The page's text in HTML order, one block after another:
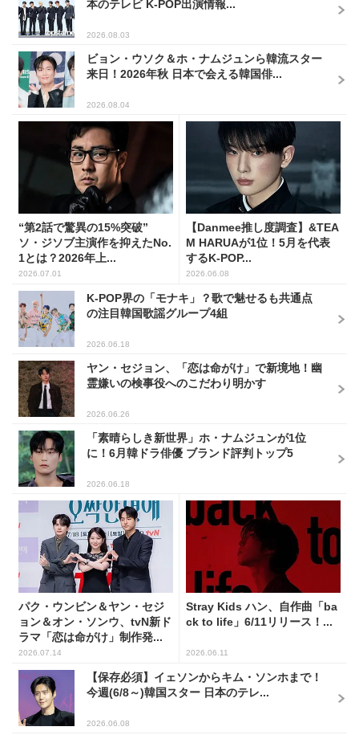
本のテレビ K-POP出演情報...
2026.08.03
ビョン・ウソク＆ホ・ナムジュンら韓流スター
来日！2026年秋 日本で会える韓国俳...
2026.08.04
“第2話で驚異の15%突破”
ソ・ジソブ主演作を抑えたNo.
1とは？2026年上...
2026.07.01
【Danmee推し度調査】&TEA
M HARUAが1位！5月を代表
するK-POP...
2026.06.08
K-POP界の「モナキ」？歌で魅せるも共通点
の注目韓国歌謡グループ4組
2026.06.18
ヤン・セジョン、「恋は命がけ」で新境地！幽
霊嫌いの検事役へのこだわり明かす
2026.06.26
「素晴らしき新世界」ホ・ナムジュンが1位
に！6月韓ドラ俳優 ブランド評判トップ5
2026.06.18
パク・ウンビン＆ヤン・セジ
ョン＆オン・ソンウ、tvN新ド
ラマ「恋は命がけ」制作発...
2026.07.14
Stray Kids ハン、自作曲「ba
ck to life」6/11リリース！...
2026.06.11
【保存必須】イェソンからキム・ソンホまで！
今週(6/8～)韓国スター 日本のテレ...
2026.06.08